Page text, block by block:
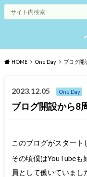
HOME One Day ブログ開
2023.12.05 One Day
ブログ開設から8
このブログがスタート
その頃僕はYouTubeも
員として働いていまし